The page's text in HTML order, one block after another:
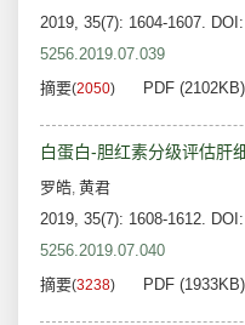
2019, 35(7): 1604-1607. DOI:
5256.2019.07.039
摘要(2050) PDF (2102KB)
白蛋白-胆红素分级评估肝
罗皓, 黄君
2019, 35(7): 1608-1612. DOI:
5256.2019.07.040
摘要(3238) PDF (1933KB)